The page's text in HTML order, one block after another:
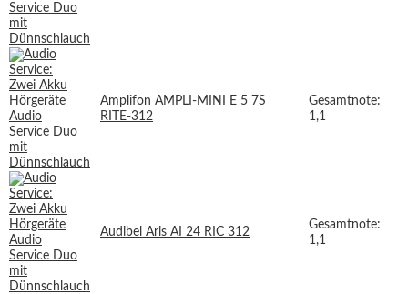
Amplifon AMPLI-MINI E 5 7S
RITE-312
Gesamtnote:
1,1
Audibel Aris AI 24 RIC 312
Gesamtnote:
1,1